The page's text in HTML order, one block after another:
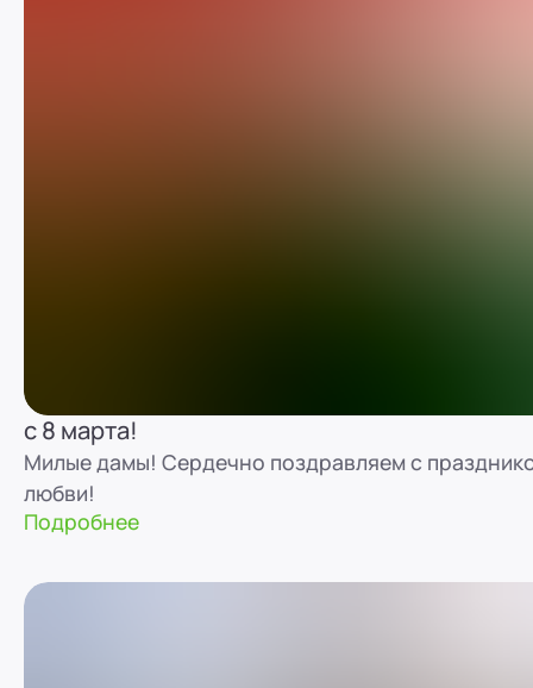
с 8 марта!
Милые дамы! Сердечно поздравляем с
любви!
Подробнее